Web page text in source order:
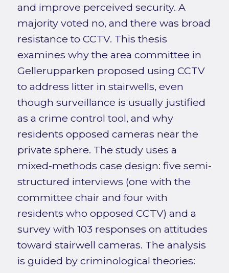
and improve perceived security. A
majority voted no, and there was broad
resistance to CCTV. This thesis
examines why the area committee in
Gellerupparken proposed using CCTV
to address litter in stairwells, even
though surveillance is usually justified
as a crime control tool, and why
residents opposed cameras near the
private sphere. The study uses a
mixed-methods case design: five semi-
structured interviews (one with the
committee chair and four with
residents who opposed CCTV) and a
survey with 103 responses on attitudes
toward stairwell cameras. The analysis
is guided by criminological theories: